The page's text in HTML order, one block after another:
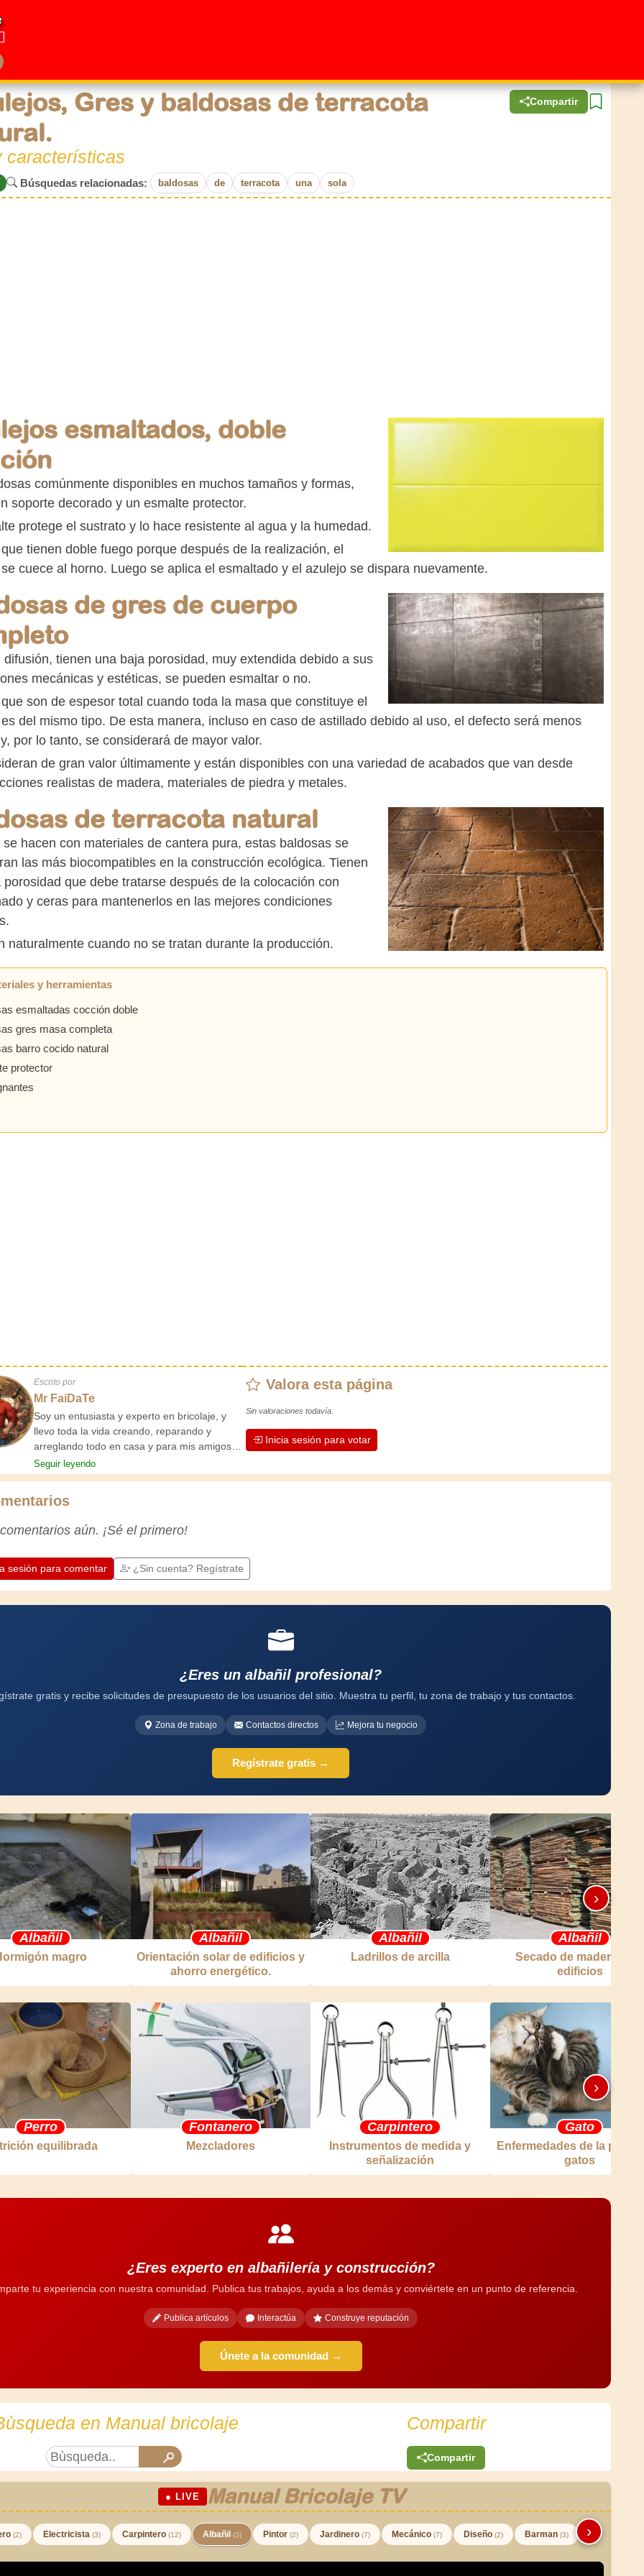
Compartir
Gres y baldosas de terracota
características
Búsquedas relacionadas: baldosas de terracota una sola
esmaltados, doble
comúnmente disponibles en muchos tamaños y formas,
soporte decorado y un esmalte protector.
protege el sustrato y lo hace resistente al agua y la humedad.
tienen doble fuego porque después de la realización, el
cuece al horno. Luego se aplica el esmaltado y el azulejo se dispara nuevamente.
de gres de cuerpo
difusión, tienen una baja porosidad, muy extendida debido a sus
mecánicas y estéticas, se pueden esmaltar o no.
son de espesor total cuando toda la masa que constituye el
del mismo tipo. De esta manera, incluso en caso de astillado debido al uso, el defecto será menos
por lo tanto, se considerará de mayor valor.
de gran valor últimamente y están disponibles con una variedad de acabados que van desde
realistas de madera, materiales de piedra y metales.
de terracota natural
hacen con materiales de cantera pura, estas baldosas se
las más biocompatibles en la construcción ecológica. Tienen
porosidad que debe tratarse después de la colocación con
y ceras para mantenerlos en las mejores condiciones
naturalmente cuando no se tratan durante la producción.
y herramientas
esmaltadas cocción doble
gres masa completa
barro cocido natural
protector
Escrito por
Mr FaiDaTe
Soy un entusiasta y experto en bricolaje, y
llevo toda la vida creando, reparando y
arreglando todo en casa y para mis amigos.
Mis abuelos me enseñaron lo básico desde
pequeño, y desde entonces he adquirido una
Te mantiene activo y alerta, y te hace
profesionales ponen en su trabajo.
oportunidad para mejorar. ¡Diviértete!
Seguir leyendo
Valora esta página
Sin valoraciones todavía.
Inicia sesión para votar
aún. ¡Sé el primero!
sesión para comentar ¿Sin cuenta? Regístrate
¿Eres un albañil profesional?
gratis y recibe solicitudes de presupuesto de los usuarios del sitio. Muestra tu perfil, tu zona de trabajo y tus contactos.
Zona de trabajo Contactos directos Mejora tu negocio
Regístrate gratis →
Albañil
magro
Albañil
Orientación solar de edificios y
ahorro energético.
Albañil
Ladrillos de arcilla
Albañil
Secado de madera para
edificios
›
Perro
equilibrada
Fontanero
Mezcladores
Carpintero
Instrumentos de medida y
señalización
Gato
Enfermedades de la piel
gatos
›
¿Eres experto en albañilería y construcción?
tu experiencia con nuestra comunidad. Publica tus trabajos, ayuda a los demás y conviértete en un punto de referencia.
Publica artículos Interactúa Construye reputación
Únete a la comunidad →
en Manual bricolaje Compartir
Compartir
● LIVE Manual Bricolaje TV
(2) Electricista (3) Carpintero (12) Albañil (3) Pintor (2) Jardinero (7) Mecánico (7) Diseño (2) Barman (3) ›